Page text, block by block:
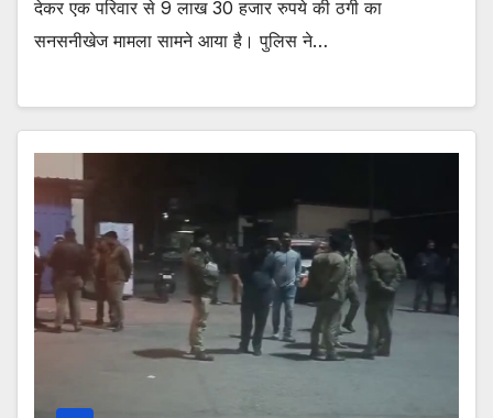
देकर एक परिवार से 9 लाख 30 हजार रुपये की ठगी का
सनसनीखेज मामला सामने आया है। पुलिस ने…